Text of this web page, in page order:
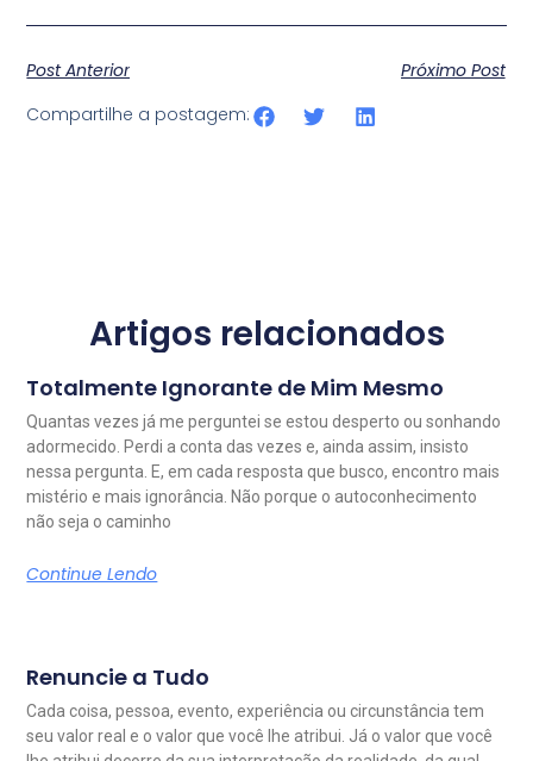
Post Anterior
Próximo Post
Compartilhe a postagem:
Artigos relacionados
Totalmente Ignorante de Mim Mesmo
Quantas vezes já me perguntei se estou desperto ou sonhando
adormecido. Perdi a conta das vezes e, ainda assim, insisto
nessa pergunta. E, em cada resposta que busco, encontro mais
mistério e mais ignorância. Não porque o autoconhecimento
não seja o caminho
Continue Lendo
Renuncie a Tudo
Cada coisa, pessoa, evento, experiência ou circunstância tem
seu valor real e o valor que você lhe atribui. Já o valor que você